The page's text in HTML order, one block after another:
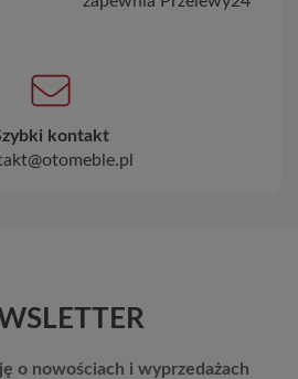
kontakt
o nowościach i wyprzedażach